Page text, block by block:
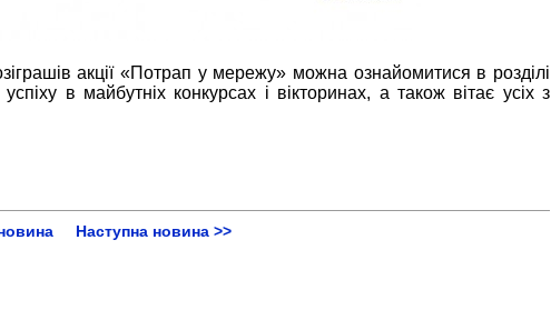
акції «Потрап у мережу» можна ознайомитися в розділі
в майбутніх конкурсах і вікторинах, а також вітає усіх з
Наступна новина >>